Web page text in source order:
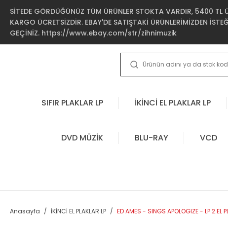
SİTEDE GÖRDÜĞÜNÜZ TÜM ÜRÜNLER STOKTA VARDIR, 5400 TL
KARGO ÜCRETSİZDİR. EBAY'DE SATIŞTAKİ ÜRÜNLERİMİZDEN
GEÇİNİZ. https://www.ebay.com/str/zihnimuzik
SIFIR PLAKLAR LP İKİNCİ EL PLAKLAR LP
DVD MÜZİK BLU-RAY VCD
Anasayfa İKİNCİ EL PLAKLAR LP ED AMES - SINGS APOLOGIZE - LP 2.EL